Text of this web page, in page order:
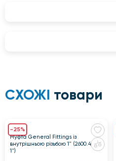
СХОЖІ товари
-25%
Муфта General Fittings із
внутрішньою різьбою 1" (2600.46-
1")